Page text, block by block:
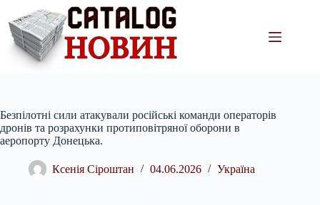
вмісту
Безпілотні сили атакували російські команди операторів
дронів та розрахунки протиповітряної оборони в
аеропорту Донецька.
Ксенія Сіроштан 04.06.2026 Україна